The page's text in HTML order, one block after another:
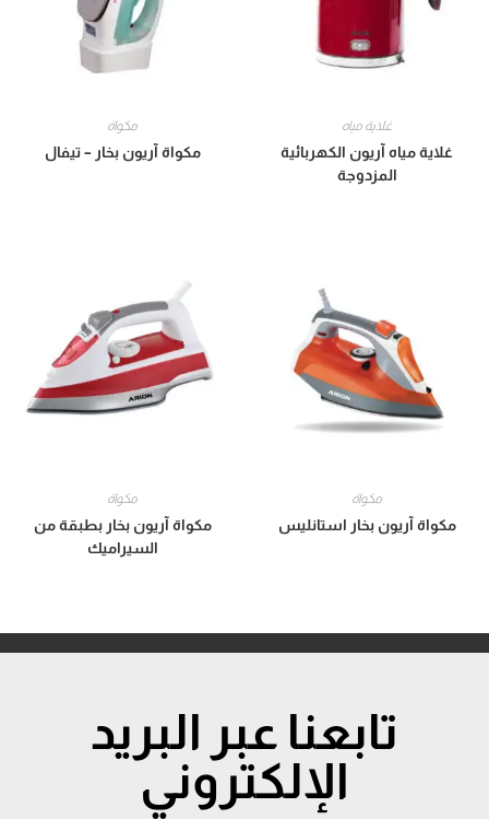
غلاية مياه
غلاية مياه آريون الكهربائية
المزدوجة
مكواة
مكواة آريون بخار – تيفال
مكواة
مكواة آريون بخار استانليس
مكواة
مكواة آريون بخار بطبقة من
السيراميك
تابعنا عبر البريد
الإلكتروني